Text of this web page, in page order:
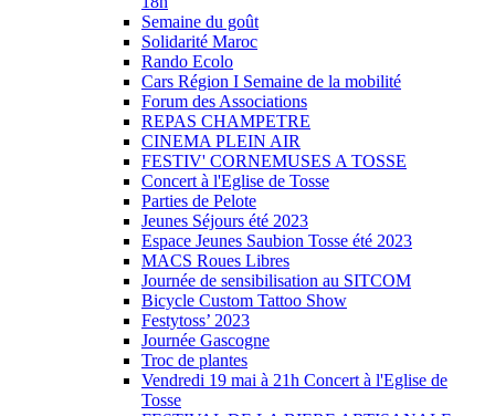
Semaine du goût
Solidarité Maroc
Rando Ecolo
Cars Région I Semaine de la mobilité
Forum des Associations
REPAS CHAMPETRE
CINEMA PLEIN AIR
FESTIV' CORNEMUSES A TOSSE
Concert à l'Eglise de Tosse
Parties de Pelote
Jeunes Séjours été 2023
Espace Jeunes Saubion Tosse été 2023
MACS Roues Libres
Journée de sensibilisation au SITCOM
Bicycle Custom Tattoo Show
Festytoss’ 2023
Journée Gascogne
Troc de plantes
Vendredi 19 mai à 21h Concert à l'Eglise de
Tosse